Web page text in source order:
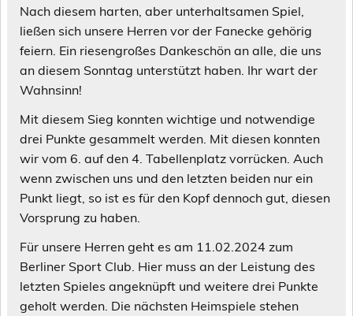
Nach diesem harten, aber unterhaltsamen Spiel,
ließen sich unsere Herren vor der Fanecke gehörig
feiern. Ein riesengroßes Dankeschön an alle, die uns
an diesem Sonntag unterstützt haben. Ihr wart der
Wahnsinn!
Mit diesem Sieg konnten wichtige und notwendige
drei Punkte gesammelt werden. Mit diesen konnten
wir vom 6. auf den 4. Tabellenplatz vorrücken. Auch
wenn zwischen uns und den letzten beiden nur ein
Punkt liegt, so ist es für den Kopf dennoch gut, diesen
Vorsprung zu haben.
Für unsere Herren geht es am 11.02.2024 zum
Berliner Sport Club. Hier muss an der Leistung des
letzten Spieles angeknüpft und weitere drei Punkte
geholt werden. Die nächsten Heimspiele stehen